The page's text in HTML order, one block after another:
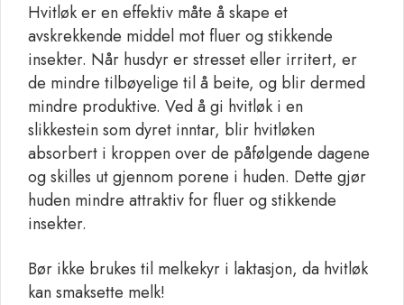
Hvitløk er en effektiv måte å skape et
avskrekkende middel mot fluer og stikkende
insekter. Når husdyr er stresset eller irritert, er
de mindre tilbøyelige til å beite, og blir dermed
mindre produktive. Ved å gi hvitløk i en
slikkestein som dyret inntar, blir hvitløken
absorbert i kroppen over de påfølgende dagene
og skilles ut gjennom porene i huden. Dette gjør
huden mindre attraktiv for fluer og stikkende
insekter.
Bør ikke brukes til melkekyr i laktasjon, da hvitløk
kan smaksette melk!